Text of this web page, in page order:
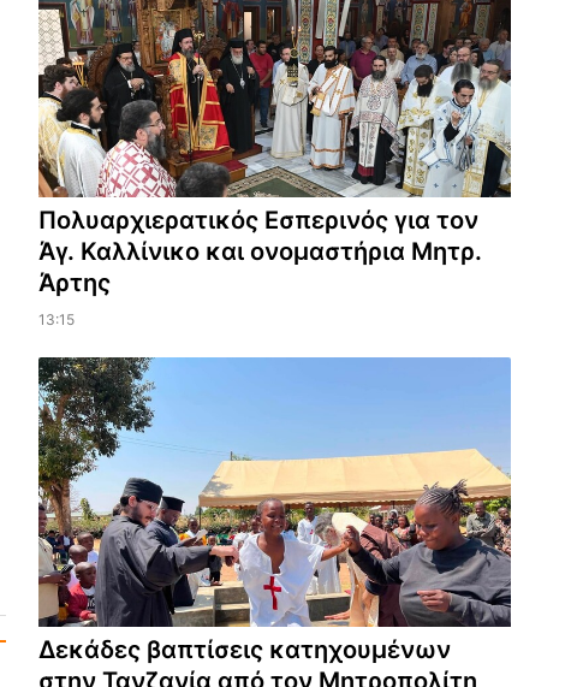
Πολυαρχιερατικός Εσπερινός για τον
Άγ. Καλλίνικο και ονομαστήρια Μητρ.
Άρτης
13:15
Δεκάδες βαπτίσεις κατηχουμένων
στην Τανζανία από τον Μητροπολίτη